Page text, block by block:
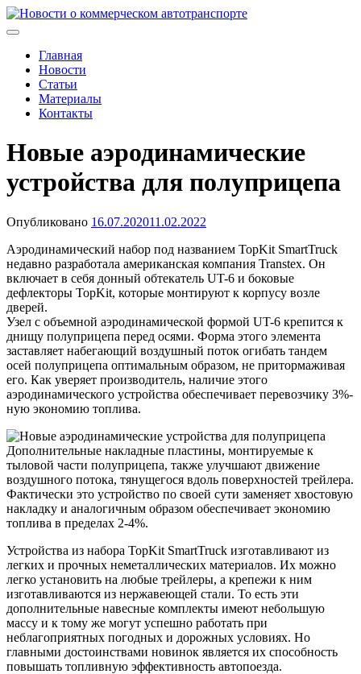
Skip
to
автомобилях и спецтехнике
Главная
Новости
Статьи
Материалы
Контакты
Новые аэродинамические
устройства для полуприцепа
Опубликовано 16.07.202011.02.2022
Аэродинамический набор под названием TopKit SmartTruck
недавно разработала американская компания Transtex. Он
включает в себя донный обтекатель UT-6 и боковые
дефлекторы TopKit, которые монтируют к корпусу возле
дверей.
Узел с объемной аэродинамической формой UT-6 крепится к
днищу полуприцепа перед осями. Форма этого элемента
заставляет набегающий воздушный поток огибать тандем
осей полуприцепа оптимальным образом, не притормаживая
его. Как уверяет производитель, наличие этого
аэродинамического устройства обеспечивает перевозчику 3%-
ную экономию топлива.
Дополнительные накладные пластины, монтируемые к
тыловой части полуприцепа, также улучшают движение
воздушного потока, тянущегося вдоль поверхностей трейлера.
Фактически это устройство по своей сути заменяет хвостовую
накладку и аналогичным образом обеспечивает экономию
топлива в пределах 2-4%.
Устройства из набора TopKit SmartTruck изготавливают из
легких и прочных неметаллических материалов. Их можно
легко установить на любые трейлеры, а крепежи к ним
изготавливаются из нержавеющей стали. То есть эти
дополнительные навесные комплекты имеют небольшую
массу и к тому же могут успешно работать при
неблагоприятных погодных и дорожных условиях. Но
главными достоинствами новинок является их способность
повышать топливную эффективность автопоезда.